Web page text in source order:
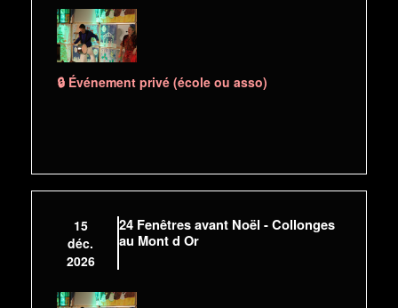
🔒 Événement privé (école ou asso)
15
déc.
2026
24 Fenêtres avant Noël - Collonges
au Mont d Or